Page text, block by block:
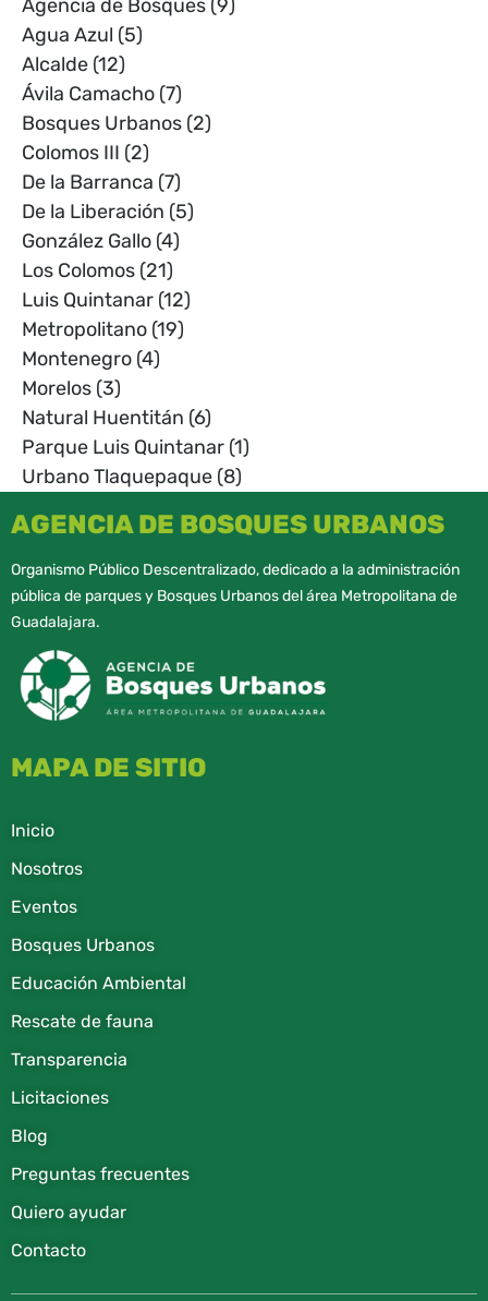
Agencia de Bosques (9)
Agua Azul (5)
Alcalde (12)
Ávila Camacho (7)
Bosques Urbanos (2)
Colomos III (2)
De la Barranca (7)
De la Liberación (5)
González Gallo (4)
Los Colomos (21)
Luis Quintanar (12)
Metropolitano (19)
Montenegro (4)
Morelos (3)
Natural Huentitán (6)
Parque Luis Quintanar (1)
Urbano Tlaquepaque (8)
AGENCIA DE BOSQUES URBANOS
Organismo Público Descentralizado, dedicado a la administración
pública de parques y Bosques Urbanos del área Metropolitana de
Guadalajara.
MAPA DE SITIO
Inicio
Nosotros
Eventos
Bosques Urbanos
Educación Ambiental
Rescate de fauna​
Transparencia
Licitaciones
Blog
Preguntas frecuentes
Quiero ayudar
Contacto